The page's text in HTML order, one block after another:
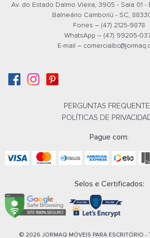
Av. do Estado Dalmo Vieira, 3905 - Sala 01 -
Balneário Camboriú - SC,
Fones – (47) 2125-9878
WhatsApp – (47) 99205-
E-mail –
PERGUNTAS
POLÍTICAS DE
Pague com:
Selos e Certificados:
© 2026 JORMAQ MÓVEIS PARA ESCRITÓRIO